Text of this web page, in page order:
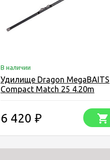
В наличии
Удилище Dragon MegaBAITS
Compact Match 25 4.20m
6 420 ₽